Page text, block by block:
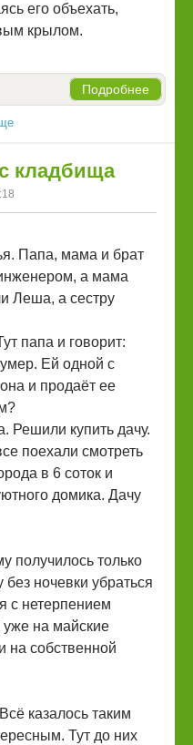
его объехать,
крылом.
Подробнее
кладбища
Папа, мама и брат
а мама
Леша, а сестру
папа и говорит:
Ей одной с
и продаёт ее
Решили купить дачу.
поехали смотреть
в 6 соток и
домика. Дачу
получилось только
без ночевки убраться
с нетерпением
на майские
на собственной
казалось таким
Тут до них